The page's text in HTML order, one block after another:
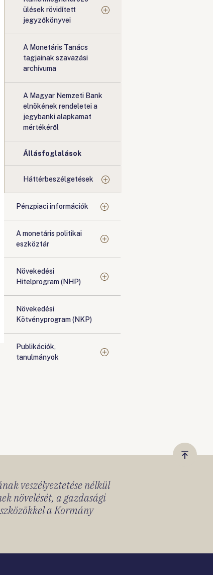
ülések rövidített
jegyzőkönyvei
A Monetáris Tanács
tagjainak szavazási
archívuma
A Magyar Nemzeti Bank
elnökének rendeletei a
jegybanki alapkamat
mértékéről
Állásfoglalások
Háttérbeszélgetések
Pénzpiaci információk
A monetáris politikai
eszköztár
Növekedési
Hitelprogram (NHP)
Növekedési
Kötvényprogram (NKP)
Publikációk,
tanulmányok
Vissza
veszélyeztetése nélkül
növelését, a gazdasági
a Kormány